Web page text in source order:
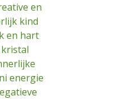
en
kind
en hart
energie